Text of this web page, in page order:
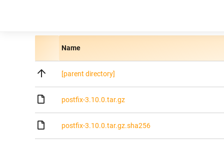
Name
[parent directory]
postfix-3.10.0.tar.gz
postfix-3.10.0.tar.gz.sha256